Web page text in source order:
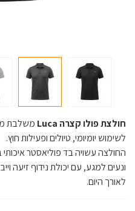
חולצת פולו קצרה Luca
משלבת
לשימוש יומיומי, טיולים ופעילות חוץ.
ונעים למגע, עם יכולת נידוף זיעה
לאורך היום.